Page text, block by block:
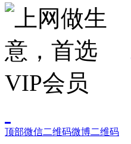
顶部微信二维码微博二维码